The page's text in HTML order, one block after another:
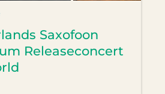
Saxofoon
Releaseconcert